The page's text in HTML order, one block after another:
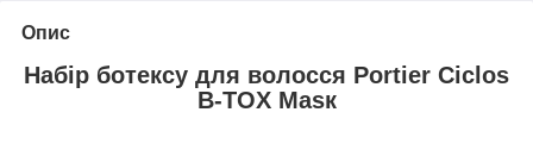
Опис
Набір ботексу для волосся Portier Ciclos
B-TOX Маѕк